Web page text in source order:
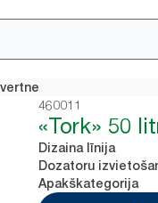
460011
«Tork» 50
Dizaina līnija
Dozatoru
Apakškategorija